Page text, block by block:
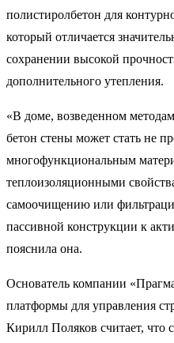
полистиролбетон для
который отличается
сохранении высокой
дополнительного утепления.
«В доме, возведенном
бетон стены может стать не
многофункциональным
теплоизоляционными
самоочищению или
пассивной конструкции к
пояснила она.
Основатель компании
платформы для управления
Кирилл Поляков считает, что